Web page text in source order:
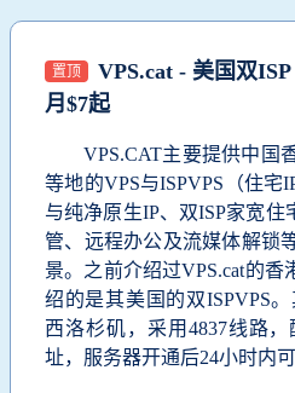
置顶
VPS.cat - 美国双
月$7起
VPS.CAT主要提供中国香
等地的VPS与ISPVPS（住宅
与纯净原生IP、双ISP家宽
管、远程办公及流媒体解锁
景。之前介绍过VPS.cat的香
绍的是其美国的双ISPVPS
西洛杉矶，采用4837线路
址，服务器开通后24小时内